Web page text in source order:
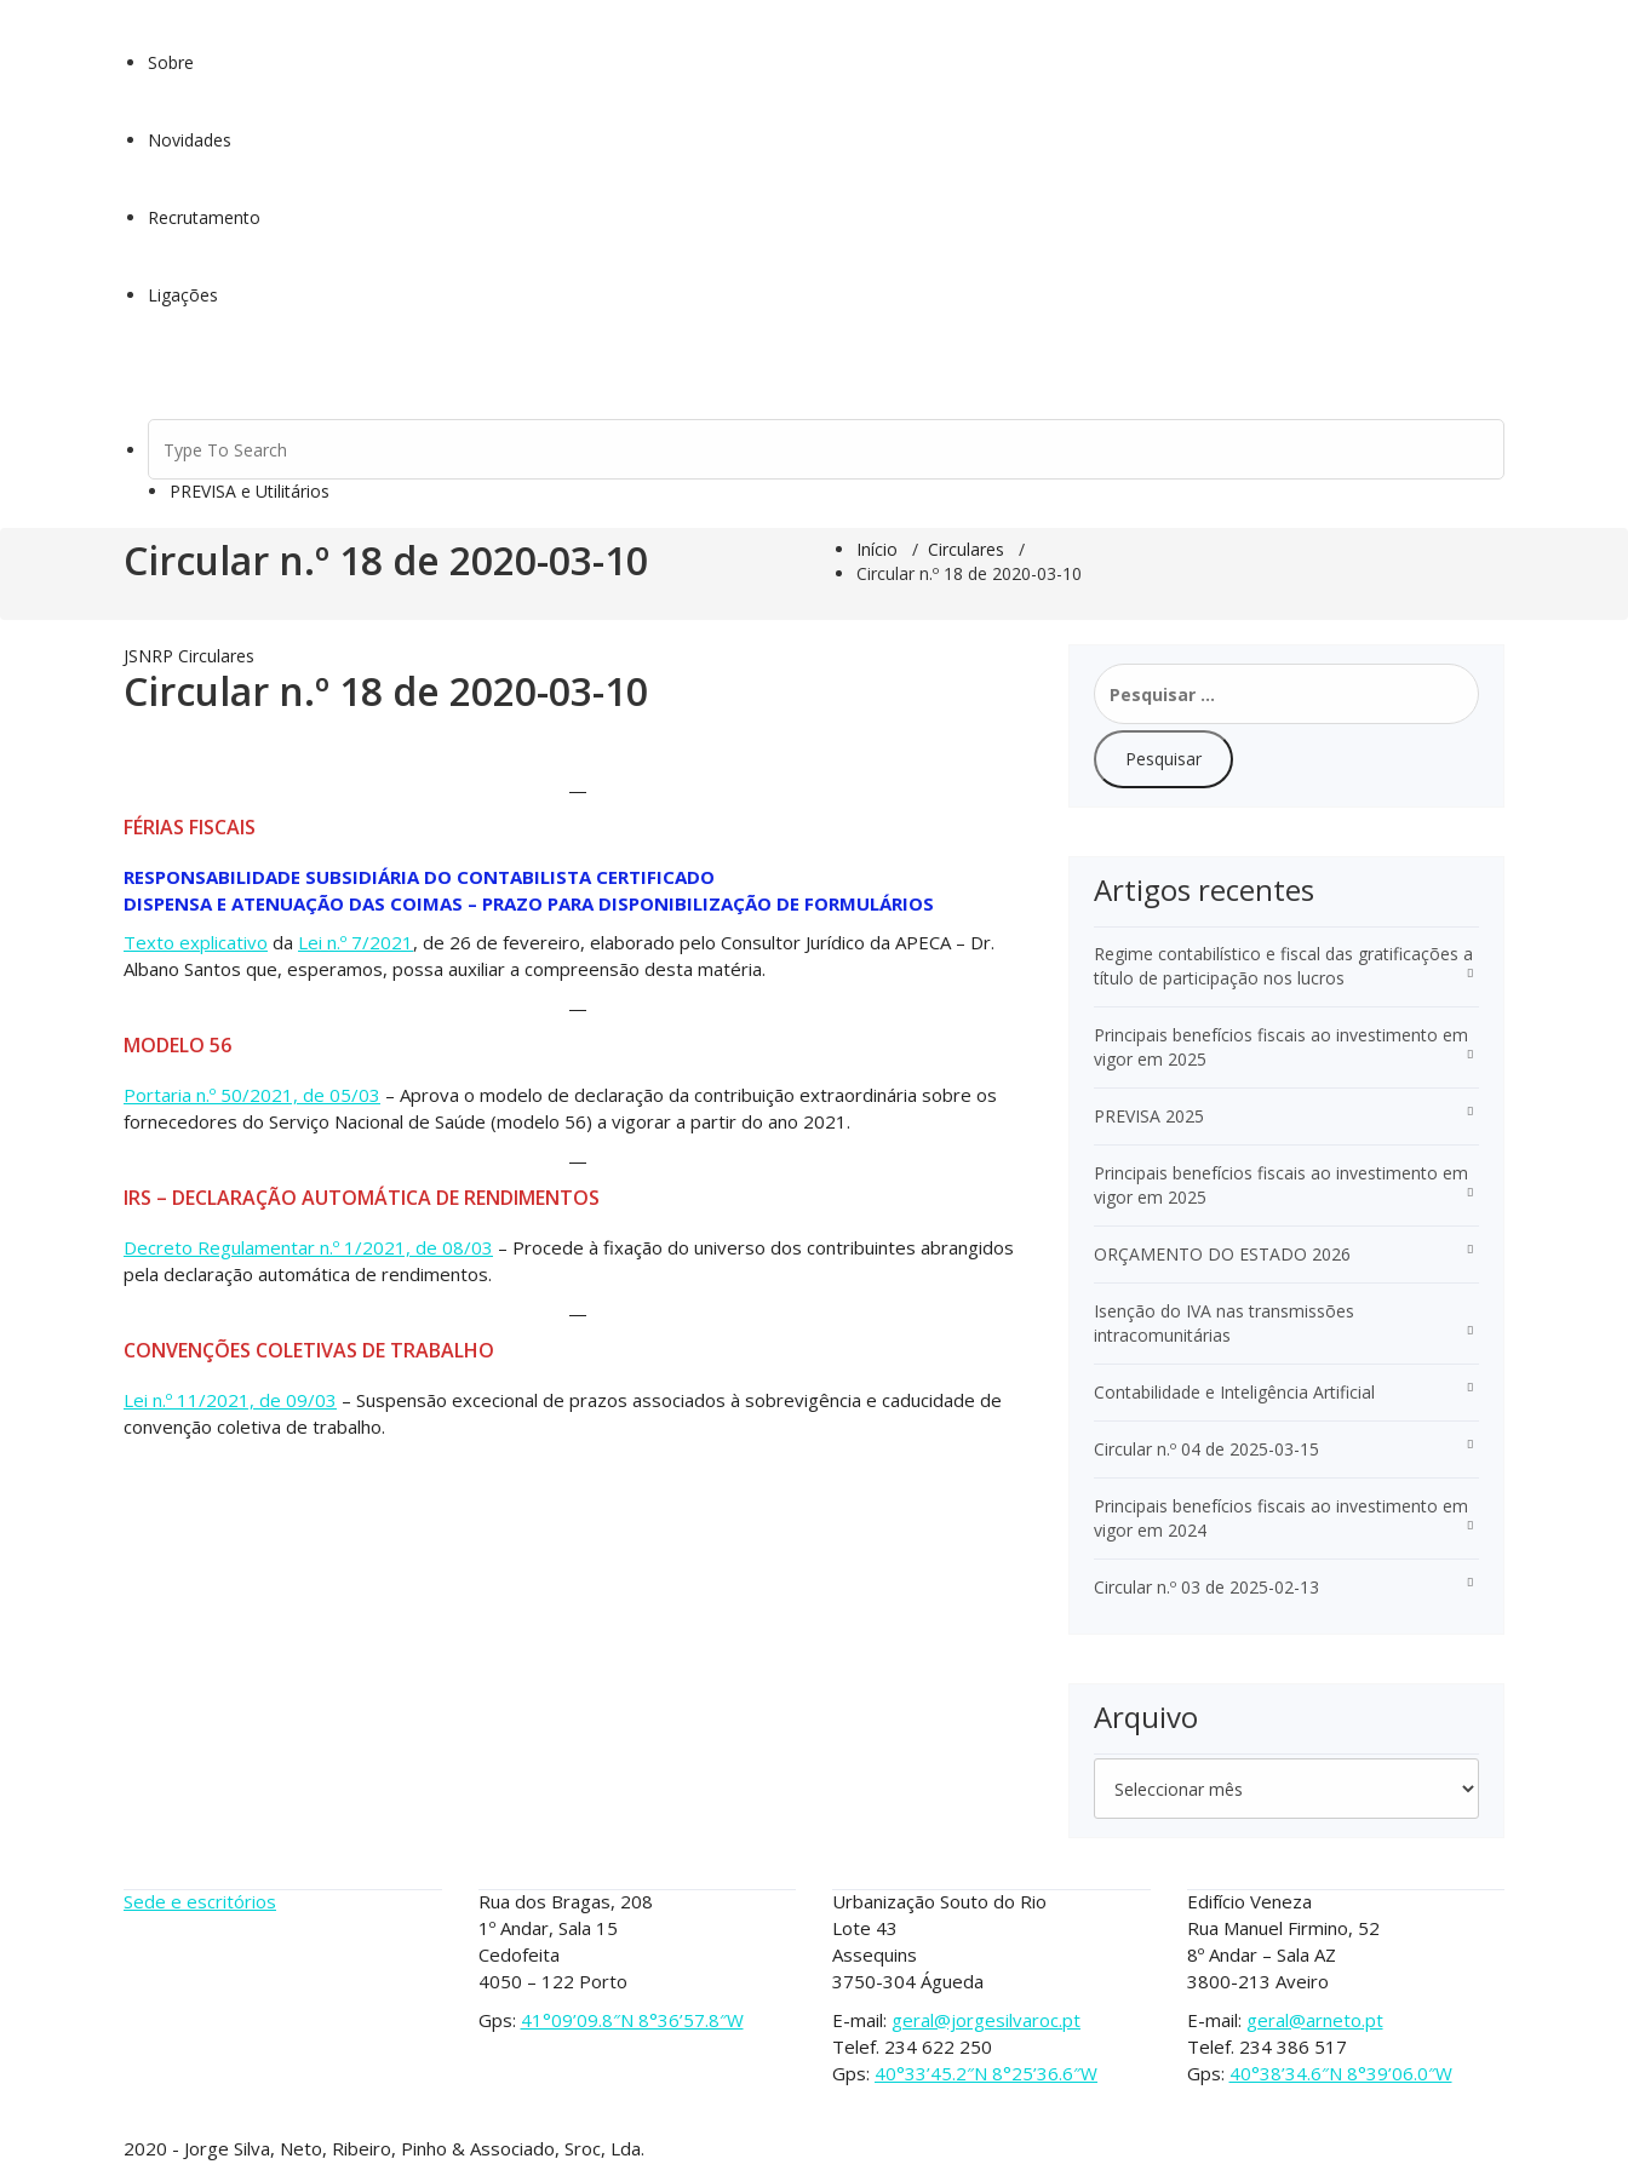
Sobre
Novidades
Recrutamento
Ligações
Search
for:
PREVISA e Utilitários
Circular n.º 18 de 2020-03-10 Início / Circulares /
Circular n.º 18 de 2020-03-10
JSNRP Circulares
Circular n.º 18 de 2020-03-10
—
FÉRIAS FISCAIS
RESPONSABILIDADE SUBSIDIÁRIA DO CONTABILISTA CERTIFICADO
DISPENSA E ATENUAÇÃO DAS COIMAS – PRAZO PARA DISPONIBILIZAÇÃO DE FORMULÁRIOS
Texto explicativo da Lei n.º 7/2021 , de 26 de fevereiro, elaborado pelo Consultor Jurídico da APECA – Dr.
Albano Santos que, esperamos, possa auxiliar a compreensão desta matéria.
—
MODELO 56
Portaria n.º 50/2021, de 05/03 – Aprova o modelo de declaração da contribuição extraordinária sobre os
fornecedores do Serviço Nacional de Saúde (modelo 56) a vigorar a partir do ano 2021.
—
IRS – DECLARAÇÃO AUTOMÁTICA DE RENDIMENTOS
Decreto Regulamentar n.º 1/2021, de 08/03 – Procede à fixação do universo dos contribuintes abrangidos
pela declaração automática de rendimentos.
—
CONVENÇÕES COLETIVAS DE TRABALHO
Lei n.º 11/2021, de 09/03 – Suspensão excecional de prazos associados à sobrevigência e caducidade de
convenção coletiva de trabalho.
Pesquisar
por:
Artigos recentes
Regime contabilístico e fiscal das gratificações a
título de participação nos lucros
Principais benefícios fiscais ao investimento em
vigor em 2025
PREVISA 2025
Principais benefícios fiscais ao investimento em
vigor em 2025
ORÇAMENTO DO ESTADO 2026
Isenção do IVA nas transmissões
intracomunitárias
Contabilidade e Inteligência Artificial
Circular n.º 04 de 2025-03-15
Principais benefícios fiscais ao investimento em
vigor em 2024
Circular n.º 03 de 2025-02-13
Arquivo
Arquivo
Sede e escritórios
Rua dos Bragas, 208
1º Andar, Sala 15
Cedofeita
4050 – 122 Porto
Gps: 41°09’09.8″N 8°36’57.8″W
Urbanização Souto do Rio
Lote 43
Assequins
3750-304 Águeda
E-mail: geral@jorgesilvaroc.pt
Telef. 234 622 250
Gps: 40°33’45.2″N 8°25’36.6″W
Edifício Veneza
Rua Manuel Firmino, 52
8º Andar – Sala AZ
3800-213 Aveiro
E-mail: geral@arneto.pt
Telef. 234 386 517
Gps: 40°38’34.6″N 8°39’06.0″W
2020 - Jorge Silva, Neto, Ribeiro, Pinho & Associado, Sroc, Lda.